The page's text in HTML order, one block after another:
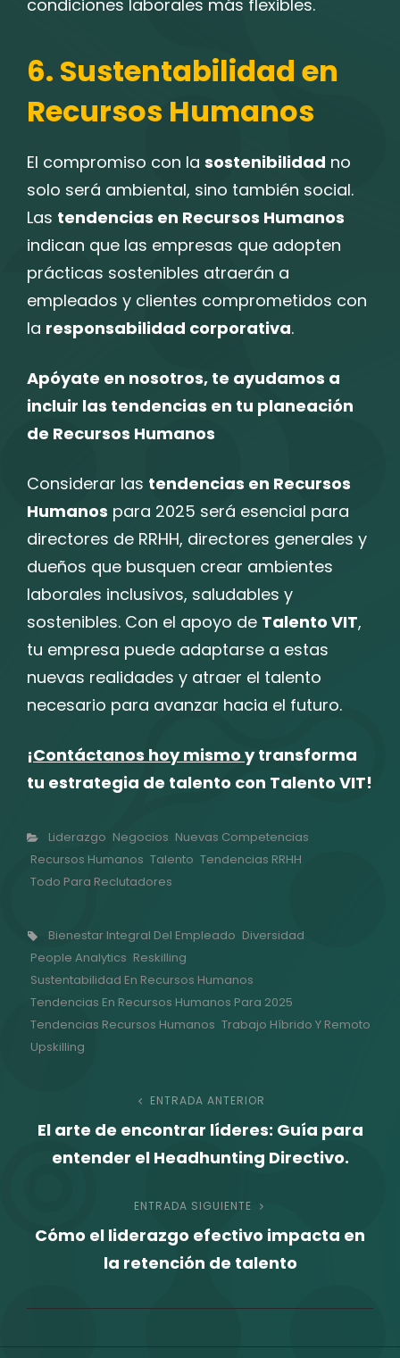
condiciones laborales más flexibles.
6. Sustentabilidad en
Recursos Humanos
El compromiso con la sostenibilidad no
solo será ambiental, sino también social.
Las tendencias en Recursos Humanos
indican que las empresas que adopten
prácticas sostenibles atraerán a
empleados y clientes comprometidos con
la responsabilidad corporativa.
Apóyate en nosotros, te ayudamos a
incluir las tendencias en tu planeación
de Recursos Humanos
Considerar las tendencias en Recursos
Humanos para 2025 será esencial para
directores de RRHH, directores generales y
dueños que busquen crear ambientes
laborales inclusivos, saludables y
sostenibles. Con el apoyo de Talento VIT,
tu empresa puede adaptarse a estas
nuevas realidades y atraer el talento
necesario para avanzar hacia el futuro.
¡Contáctanos hoy mismo y transforma
tu estrategia de talento con Talento VIT!
Categorías
Liderazgo Negocios Nuevas Competencias
Recursos Humanos Talento Tendencias RRHH
Todo Para Reclutadores
Etiquetas,
Bienestar Integral Del Empleado Diversidad
People Analytics Reskilling
Sustentabilidad En Recursos Humanos
Tendencias En Recursos Humanos Para 2025
Tendencias Recursos Humanos Trabajo Híbrido Y Remoto
Upskilling
Navegación
de
entradas
Entrada
anterior
ENTRADA ANTERIOR
El arte de encontrar líderes: Guía para
entender el Headhunting Directivo.
Entrada
siguiente
ENTRADA SIGUIENTE
Cómo el liderazgo efectivo impacta en
la retención de talento